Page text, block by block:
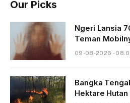
Our Picks
Ngeri Lansia
Teman
09-08-2026 -
Bangka
Hektare Hutan